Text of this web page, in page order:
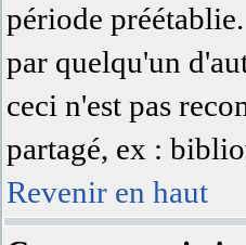
période
par quelqu'un
ceci n'est pas
partagé, ex :
Revenir en haut